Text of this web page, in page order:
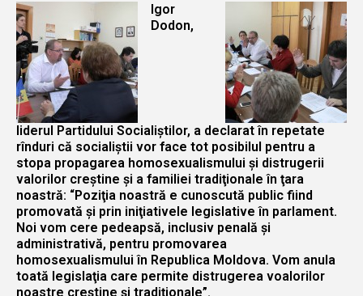
Igor
Dodon,
liderul Partidului Socialiştilor, a declarat în repetate
rînduri că socialiştii vor face tot posibilul pentru a
stopa propagarea homosexualismului şi distrugerii
valorilor creştine şi a familiei tradiţionale în ţara
noastră: “Poziţia noastră e cunoscută public fiind
promovată şi prin iniţiativele legislative în parlament.
Noi vom cere pedeapsă, inclusiv penală şi
administrativă, pentru promovarea
homosexualismului în Republica Moldova. Vom anula
toată legislaţia care permite distrugerea voalorilor
noastre creştine şi tradiţionale”.